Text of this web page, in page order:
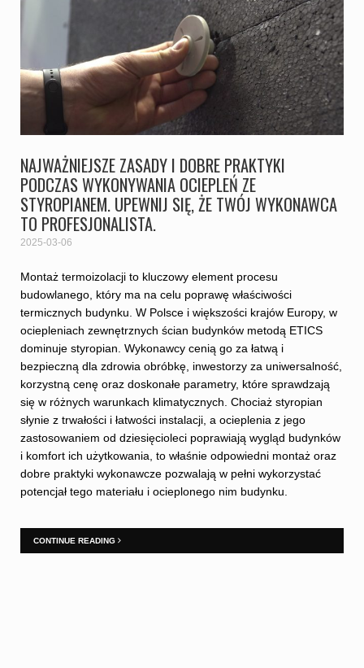
NAJWAŻNIEJSZE ZASADY I DOBRE PRAKTYKI
PODCZAS WYKONYWANIA OCIEPLEŃ ZE
STYROPIANEM. UPEWNIJ SIĘ, ŻE TWÓJ WYKONAWCA
TO PROFESJONALISTA.
2025-03-06
Montaż termoizolacji to kluczowy element procesu
budowlanego, który ma na celu poprawę właściwości
termicznych budynku. W Polsce i większości krajów Europy, w
ociepleniach zewnętrznych ścian budynków metodą ETICS
dominuje styropian. Wykonawcy cenią go za łatwą i
bezpieczną dla zdrowia obróbkę, inwestorzy za uniwersalność,
korzystną cenę oraz doskonałe parametry, które sprawdzają
się w różnych warunkach klimatycznych. Chociaż styropian
słynie z trwałości i łatwości instalacji, a ocieplenia z jego
zastosowaniem od dziesięcioleci poprawiają wygląd budynków
i komfort ich użytkowania, to właśnie odpowiedni montaż oraz
dobre praktyki wykonawcze pozwalają w pełni wykorzystać
potencjał tego materiału i ocieplonego nim budynku.
CONTINUE READING